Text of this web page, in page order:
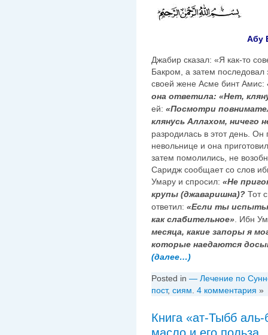
Абу
Джабир сказал: «Я как-то
Бакром, а затем
своей жене Асме бинт Амис:
она ответила: «Нет,
ей: «Посмотри
клянусь Аллахом, ничего
разродилась в этот день.
невольнице и она
затем помолились, не
Саридж сообщает со слов
Умару и спросил: «Не
крупы (джаваришна)? Тот
ответил: «Если ты
как слабительное». Ибн
месяца, какие запоры я
которые наедаются
(далее…)
Posted in — Лечение по
пост, сиям 4 комментария »
Книга «ат-Тыбб